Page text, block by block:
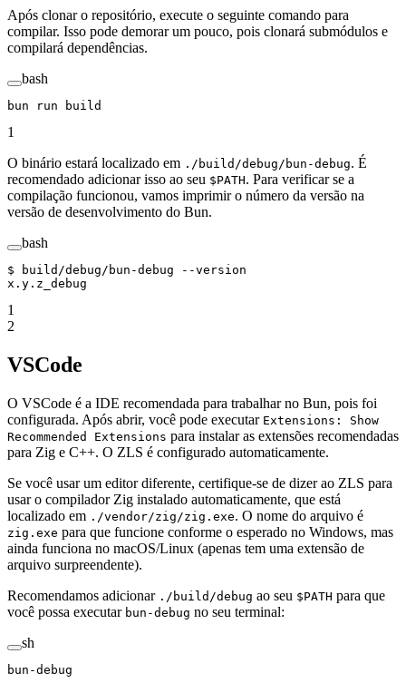
Após clonar o repositório, execute o seguinte comando para
compilar. Isso pode demorar um pouco, pois clonará submódulos e
compilará dependências.
bash
bun run build
1
O binário estará localizado em ./build/debug/bun-debug. É
recomendado adicionar isso ao seu $PATH. Para verificar se a
compilação funcionou, vamos imprimir o número da versão na
versão de desenvolvimento do Bun.
bash
$ build/debug/bun-debug --version
x.y.z_debug
1
2
VSCode
O VSCode é a IDE recomendada para trabalhar no Bun, pois foi
configurada. Após abrir, você pode executar Extensions: Show
Recommended Extensions para instalar as extensões recomendadas
para Zig e C++. O ZLS é configurado automaticamente.
Se você usar um editor diferente, certifique-se de dizer ao ZLS para
usar o compilador Zig instalado automaticamente, que está
localizado em ./vendor/zig/zig.exe. O nome do arquivo é
zig.exe para que funcione conforme o esperado no Windows, mas
ainda funciona no macOS/Linux (apenas tem uma extensão de
arquivo surpreendente).
Recomendamos adicionar ./build/debug ao seu $PATH para que
você possa executar bun-debug no seu terminal:
sh
bun-debug